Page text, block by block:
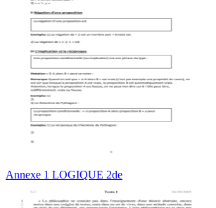
Annexe 1 LOGIQUE 2de